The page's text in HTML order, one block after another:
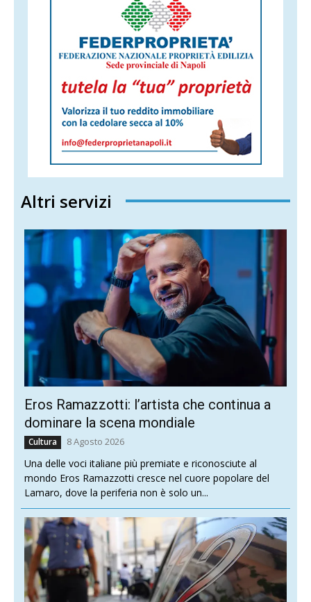
Altri servizi
Eros Ramazzotti: l’artista che continua a
dominare la scena mondiale
Cultura 8 Agosto 2026
Una delle voci italiane più premiate e riconosciute al
mondo Eros Ramazzotti cresce nel cuore popolare del
Lamaro, dove la periferia non è solo un...